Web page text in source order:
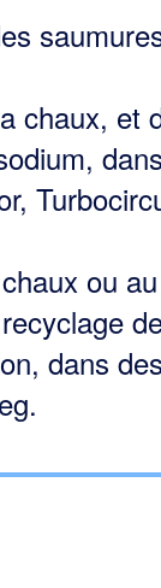
chaux, et
ou au
dans